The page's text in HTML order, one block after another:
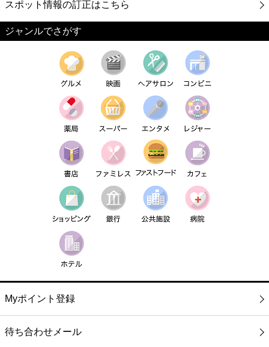
スポット情報の訂正はこちら
ジャンルでさがす
Myポイント登録
待ち合わせメール